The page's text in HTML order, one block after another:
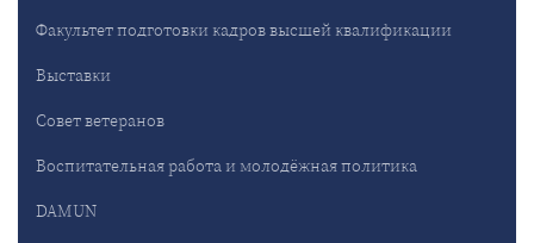
Факультет подготовки кадров высшей квалификации
Выставки
Совет ветеранов
Воспитательная работа и молодёжная политика
DAMUN